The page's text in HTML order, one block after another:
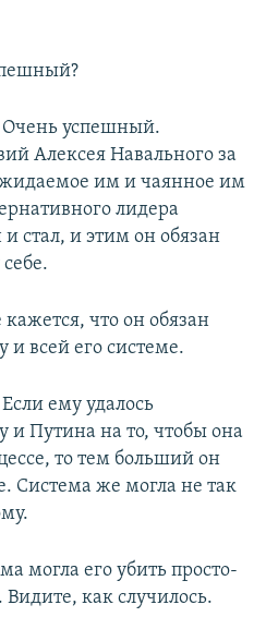
успешный.
Алексея Навального за
им и чаянное им
лидера
стал, и этим он обязан
что он обязан
всей его системе.
ему удалось
и Путина на то, чтобы она
то тем больший он
Система же могла не так
могла его убить просто-
Видите, как случилось.